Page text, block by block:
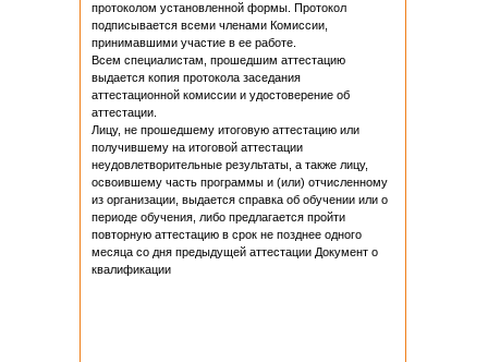
протоколом установленной формы. Протокол
подписывается всеми членами Комиссии,
принимавшими участие в ее работе.
Всем специалистам, прошедшим аттестацию
выдается копия протокола заседания
аттестационной комиссии и удостоверение об
аттестации.
Лицу, не прошедшему итоговую аттестацию или
получившему на итоговой аттестации
неудовлетворительные результаты, а также лицу,
освоившему часть программы и (или) отчисленному
из организации, выдается справка об обучении или о
периоде обучения, либо предлагается пройти
повторную аттестацию в срок не позднее одного
месяца со дня предыдущей аттестации Документ о
квалификации